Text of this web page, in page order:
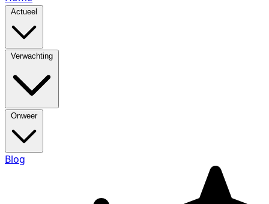
Actueel
Verwachting
Onweer
Blog